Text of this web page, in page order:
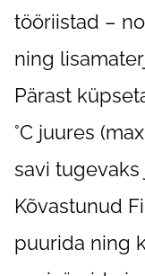
tööriistad –
ning
Pärast
°C juures
savi tugevaks
Kõvastunud
puurida ning